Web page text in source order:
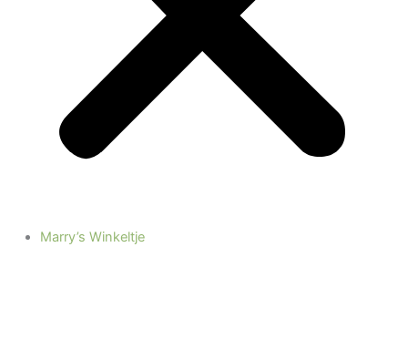
Marry’s Winkeltje